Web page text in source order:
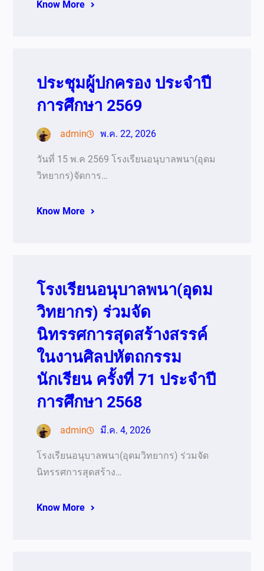
Know More
ประชุมผู้ปกครอง ประจำปี
การศึกษา 2569
admin พ.ค. 22, 2026
วันที่ 15 พ.ค 2569 โรงเรียนอนุบาลพนา(อุดม
วิทยากร)จัดการ…
Know More
โรงเรียนอนุบาลพนา(อุดม
วิทยากร) ร่วมจัด
นิทรรศการสุดสร้างสรรค์
ในงานศิลปหัตถกรรม
นักเรียน ครั้งที่ 71 ประจำปี
การศึกษา 2568
admin มี.ค. 4, 2026
โรงเรียนอนุบาลพนา(อุดมวิทยากร) ร่วมจัด
นิทรรศการสุดสร้าง…
Know More